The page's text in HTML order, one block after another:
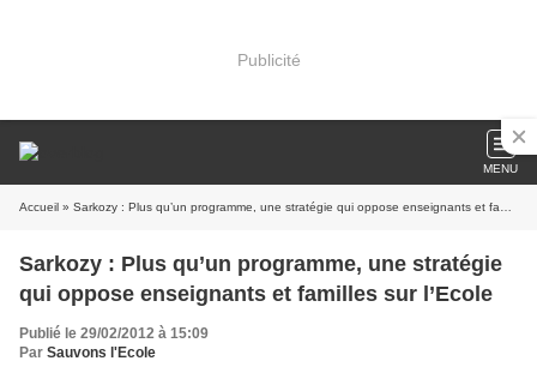
Publicité
MENU
Accueil » Sarkozy : Plus qu’un programme, une stratégie qui oppose enseignants et familles sur l’Ecole
Sarkozy : Plus qu’un programme, une stratégie
qui oppose enseignants et familles sur l’Ecole
Publié le 29/02/2012 à 15:09
Par Sauvons l'Ecole